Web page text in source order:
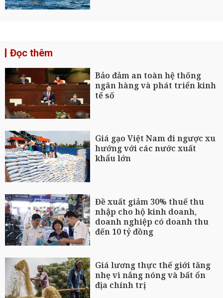
Đọc thêm
Bảo đảm an toàn hệ thống
ngân hàng và phát triển kinh
tế số
Giá gạo Việt Nam đi ngược xu
hướng với các nước xuất
khẩu lớn
Đề xuất giảm 30% thuế thu
nhập cho hộ kinh doanh,
doanh nghiệp có doanh thu
đến 10 tỷ đồng
Giá lương thực thế giới tăng
nhẹ vì nắng nóng và bất ổn
địa chính trị